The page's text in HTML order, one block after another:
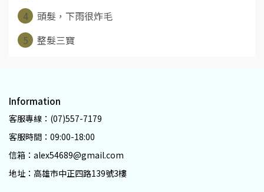
4
頭髮，下雨很炸毛
5
整髮三寶
Information
客服專線：(07)557-7179
客服時間：09:00-18:00
信箱：alex54689@gmail.com
地址：高雄市中正四路139號3樓